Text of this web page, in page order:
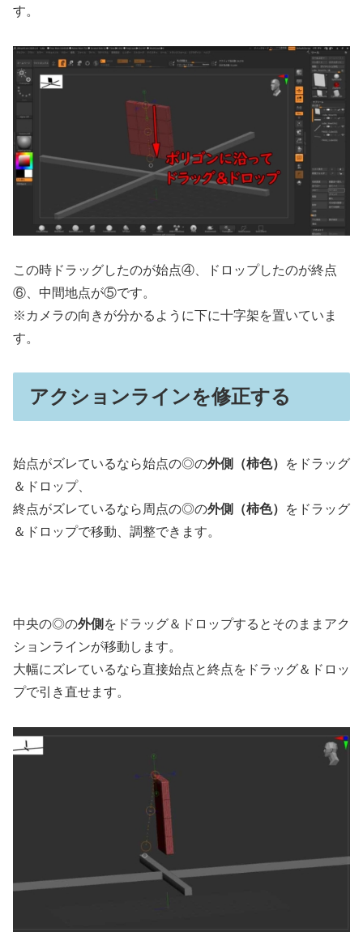
す。
この時ドラッグしたのが始点④、ドロップしたのが終点
⑥、中間地点が⑤です。
※カメラの向きが分かるように下に十字架を置いていま
す。
アクションラインを修正する
始点がズレているなら始点の◎の外側（柿色）
をドラッグ
＆ドロップ、
終点がズレているなら周点の◎の外側（柿色）
をドラッグ
＆ドロップで移動、調整できます。
中央の◎の外側 をドラッグ＆ドロップするとそのままアク
ションラインが移動します。
大幅にズレているなら直接始点と終点をドラッグ＆ドロッ
プで引き直せます。